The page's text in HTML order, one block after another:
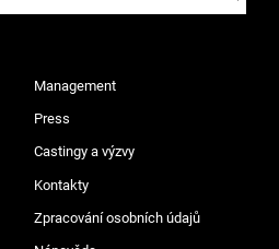
Management
Press
Castingy a výzvy
Kontakty
Zpracování osobních údajů